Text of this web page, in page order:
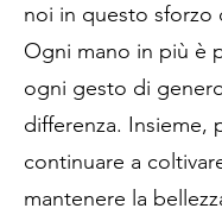
noi in questo sforzo
Ogni mano in più è
ogni gesto di
differenza. Insieme,
continuare a
mantenere la